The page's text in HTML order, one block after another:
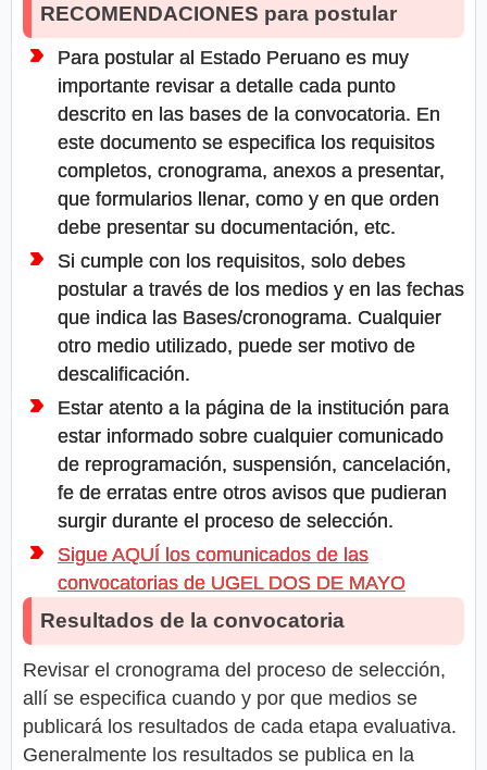
RECOMENDACIONES para postular
Para postular al Estado Peruano es muy
importante revisar a detalle cada punto
descrito en las bases de la convocatoria. En
este documento se especifica los requisitos
completos, cronograma, anexos a presentar,
que formularios llenar, como y en que orden
debe presentar su documentación, etc.
Si cumple con los requisitos, solo debes
postular a través de los medios y en las fechas
que indica las Bases/cronograma. Cualquier
otro medio utilizado, puede ser motivo de
descalificación.
Estar atento a la página de la institución para
estar informado sobre cualquier comunicado
de reprogramación, suspensión, cancelación,
fe de erratas entre otros avisos que pudieran
surgir durante el proceso de selección.
Sigue AQUÍ los comunicados de las
convocatorias de UGEL DOS DE MAYO
Resultados de la convocatoria
Revisar el cronograma del proceso de selección,
allí se especifica cuando y por que medios se
publicará los resultados de cada etapa evaluativa.
Generalmente los resultados se publica en la